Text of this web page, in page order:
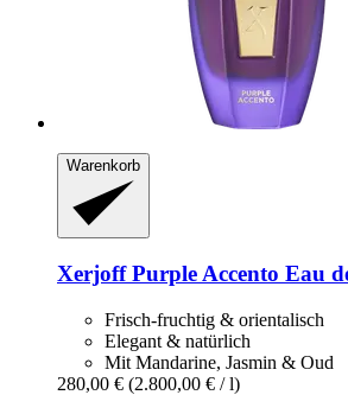
Warenkorb
XerjoffPurple Accento Eau
Frisch-fruchtig & orientalisch
Elegant & natürlich
Mit Mandarine, Jasmin & Oud
280,00 € (2.800,00 € / l)